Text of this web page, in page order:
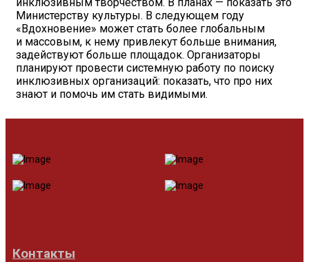
Министерству культуры. В следующем году
«Вдохновение» может стать более глобальным
и массовым, к нему привлекут больше внимания,
задействуют больше площадок. Организаторы
планируют провести системную работу по поиску
инклюзивных организаций: показать, что про них
знают и помочь им стать видимыми.
Контакты